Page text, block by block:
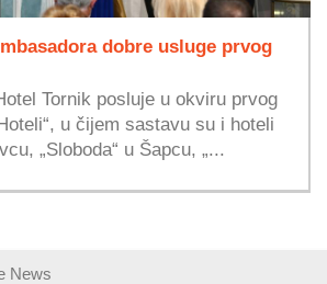
dobre usluge prvog
Tornik posluje u okviru prvog
u čijem sastavu su i hoteli
„Sloboda“ u Šapcu, „...
News